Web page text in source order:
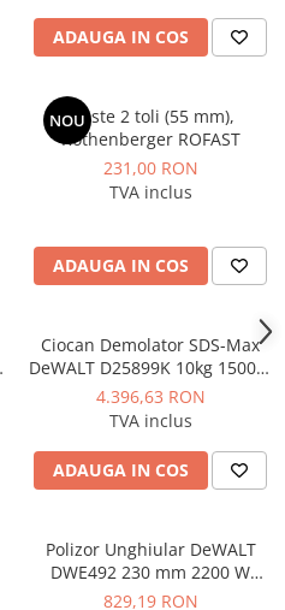
ADAUGA IN COS
NOUCleste 2 toli (55 mm),
Rothenberger ROFAST
231,00 RON
TVA inclus
ADAUGA IN COS
Ciocan Demolator SDS-Max
DeWALT D25899K 10kg 1500W
17.9J
4.396,63 RON
TVA inclus
ADAUGA IN COS
Polizor Unghiular DeWALT
DWE492 230 mm 2200 W
6.500 rpm
829,19 RON